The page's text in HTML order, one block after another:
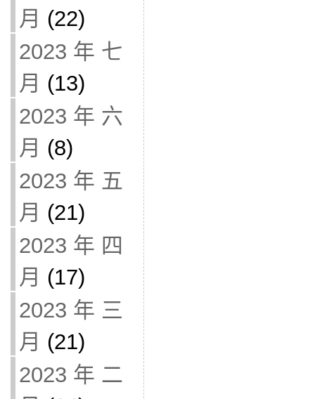
月 (22)
2023 年 七
月 (13)
2023 年 六
月 (8)
2023 年 五
月 (21)
2023 年 四
月 (17)
2023 年 三
月 (21)
2023 年 二